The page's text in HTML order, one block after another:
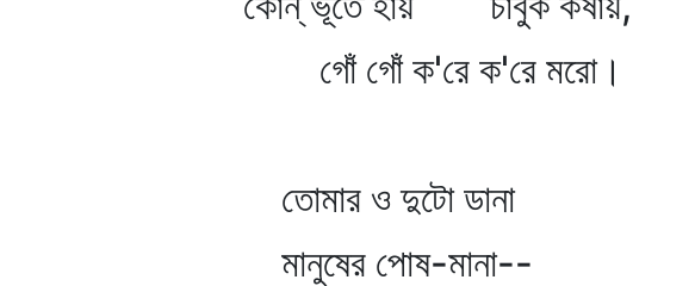
গোঁ গোঁ ক'রে ক'রে মরো।
তোমার ও দুটো ডানা
মানুষের পোষ-মানা--